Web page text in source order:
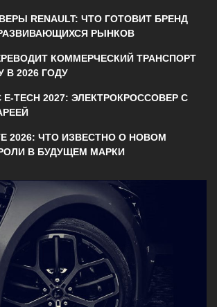
RENAULT: ЧТО ГОТОВИТ БРЕНД
РЫНКОВ
КОММЕРЧЕСКИЙ ТРАНСПОРТ
В 2026 ГОДУ
E-TECH 2027: ЭЛЕКТРОКРОССОВЕР С
2026: ЧТО ИЗВЕСТНО О НОВОМ
В БУДУЩЕМ МАРКИ